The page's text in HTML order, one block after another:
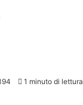
1 minuto di lettura